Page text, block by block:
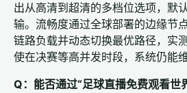
出从高清到超清的多档位选项，默
输。流畅度通过全球部署的边缘节
链路负载并动态切换最优路径，实
使在决赛等高并发时段，系统仍能
Q：能否通过“足球直播免费观看世